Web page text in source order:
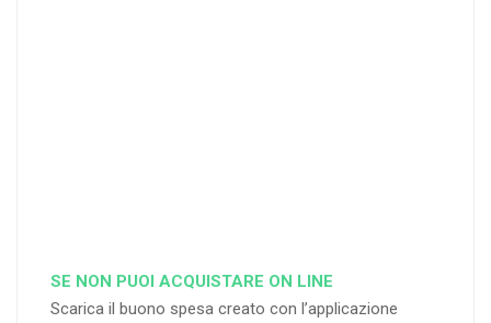
SE NON PUOI ACQUISTARE ON LINE
Scarica il buono spesa creato con l’applicazione